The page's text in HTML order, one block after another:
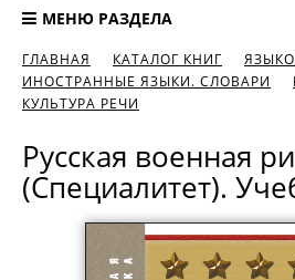
МЕНЮ РАЗДЕЛА
ГЛАВНАЯ КАТАЛОГ КНИГ
ИНОСТРАННЫЕ ЯЗЫКИ. СЛОВАРИ
КУЛЬТУРА РЕЧИ
Русская военная
(Специалитет).